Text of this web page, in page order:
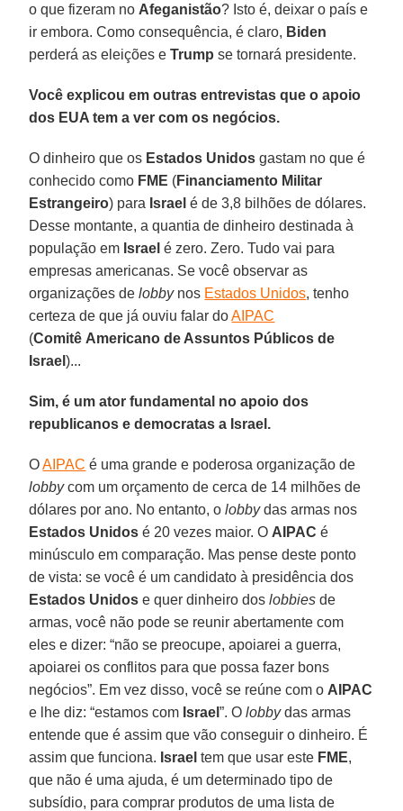
o que fizeram no Afeganistão? Isto é, deixar o país e
ir embora. Como consequência, é claro, Biden
perderá as eleições eTrump se tornará presidente.
Você explicou em outras entrevistas que o apoio
dos EUA tem a ver com os negócios.
O dinheiro que os Estados Unidosgastam no que é
conhecido como FME (Financiamento Militar
Estrangeiro) para Israel é de 3,8 bilhões de dólares.
Desse montante, a quantia de dinheiro destinada à
população em Israel é zero. Zero. Tudo vai para
empresas americanas. Se você observar as
organizações delobbynos Estados Unidos, tenho
certeza de que já ouviu falar doAIPAC
(Comitê Americano de Assuntos Públicos de
Israel)...
Sim, é um ator fundamental no apoio dos
republicanos e democratas a Israel.
OAIPAC é uma grande e poderosa organização de
lobbycom um orçamento de cerca de 14 milhões de
dólares por ano. No entanto, olobbydas armas nos
Estados Unidos é 20 vezes maior. O AIPAC é
minúsculo em comparação. Mas pense deste ponto
de vista: se você é um candidato à presidência dos
Estados Unidos e quer dinheiro doslobbies de
armas, você não pode se reunir abertamente com
eles e dizer: “não se preocupe, apoiarei a guerra,
apoiarei os conflitos para que possa fazer bons
negócios”. Em vez disso, você se reúne com o AIPAC
e lhe diz: “estamos com Israel”. Olobbydas armas
entende que é assim que vão conseguir o dinheiro. É
assim que funciona. Israel tem que usar este FME,
que não é uma ajuda, é um determinado tipo de
subsídio, para comprar produtos de uma lista de